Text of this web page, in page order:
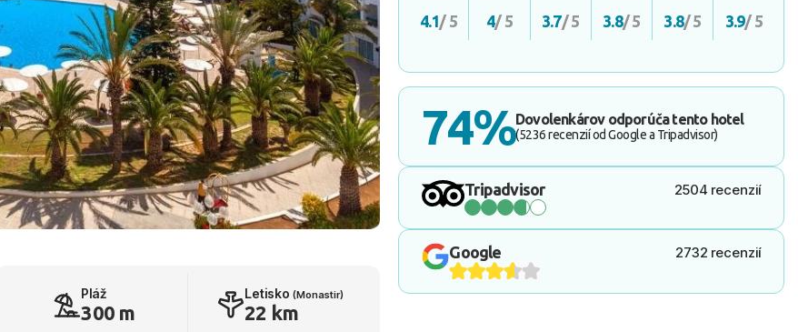
4.1/ 5 4/ 5 3.7/ 5 3.8/ 5 3.8/ 5 3.9/ 5
74%Dovolenkárov odporúča tento hotel
(5236 recenzií od Google a Tripadvisor)
Tripadvisor 2504 recenzií
Google 2732 recenzií
Pláž
300 m
Letisko(Monastir)
22 km